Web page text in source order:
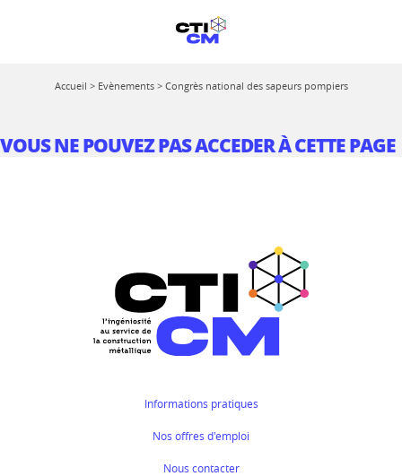
Accueil > Evènements> Congrès national des sapeurs pompiers
VOUS NE POUVEZ PAS ACCEDER À CETTE PAGE
Informations pratiques
Nos offres d'emploi
Nous contacter